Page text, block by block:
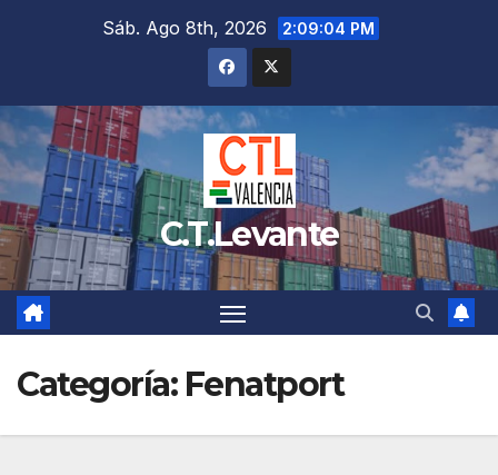
Sáb. Ago 8th, 2026 2:09:06 PM
C.T.Levante
Categoría: Fenatport